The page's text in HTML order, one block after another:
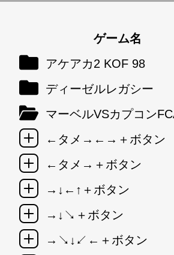
ゲーム名
アケアカ2 KOF 98
ディーゼルレガシー
マーベルVSカプコン
←タメ→←→＋ボタン
←タメ→＋ボタン
→↓←↑＋ボタン
→↓↘＋ボタン
→↘↓↙←＋ボタン